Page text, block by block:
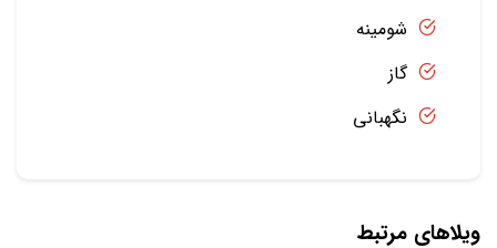
شومینه
گاز
نگهبانی
ویلاهای مرتبط